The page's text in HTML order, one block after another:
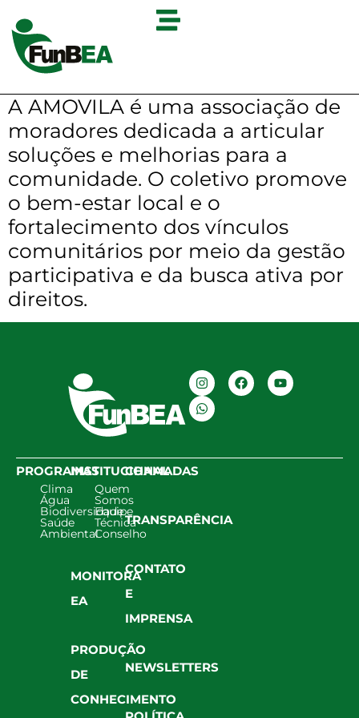
A AMOVILA é uma associação de
moradores dedicada a articular
soluções e melhorias para a
comunidade. O coletivo promove
o bem-estar local e o
fortalecimento dos vínculos
comunitários por meio da gestão
participativa e da busca ativa por
direitos.
PROGRAMAS
Clima
Água
Biodiversidade
Saúde
Ambiental
INSTITUCIONAL
Quem
Somos
Equipe
Técnica
Conselho
MONITORA
EA
PRODUÇÃO
DE
CONHECIMENTO
CHAMADAS
TRANSPARÊNCIA
CONTATO
E
IMPRENSA
NEWSLETTERS